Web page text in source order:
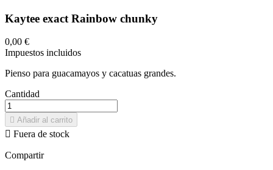
Kaytee exact Rainbow chunky
0,00 €
Impuestos incluidos
Pienso para guacamayos y cacatuas grandes.
Cantidad
 Añadir al carrito
 Fuera de stock
Compartir